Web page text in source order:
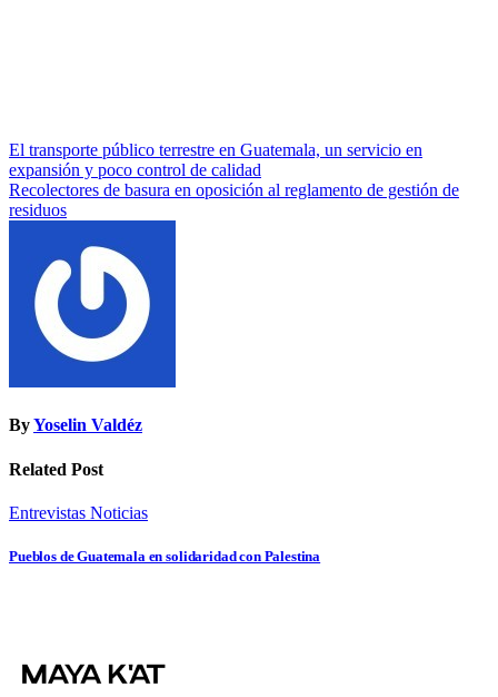
Navegación
de
entradas
El transporte público terrestre en Guatemala, un servicio en
expansión y poco control de calidad
Recolectores de basura en oposición al reglamento de gestión de
residuos
ByYoselin Valdéz
Related Post
Entrevistas Noticias
Pueblos de Guatemala en solidaridad con Palestina